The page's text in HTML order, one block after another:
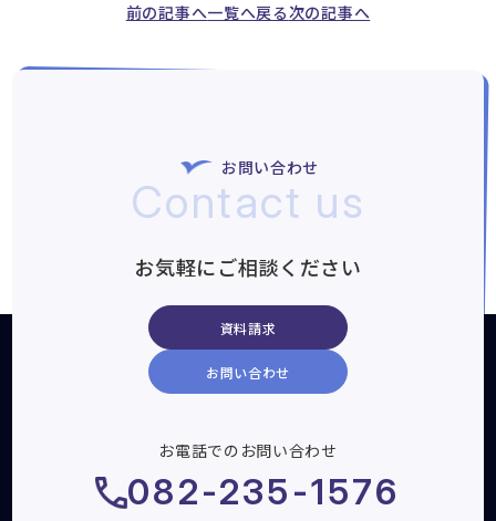
前の記事へ一覧へ戻る次の記事へ
お問い合わせ
Contact us
お気軽にご相談ください
資料請求
お問い合わせ
お電話でのお問い合わせ
082-235-1576